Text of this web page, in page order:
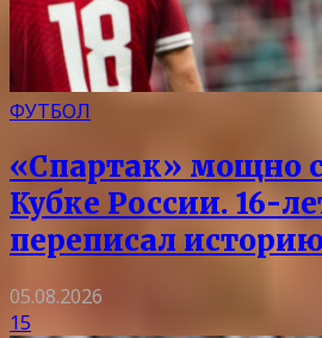
ФУТБОЛ
«Спартак» мощно
Кубке России. 16-
переписал
05.08.2026
15